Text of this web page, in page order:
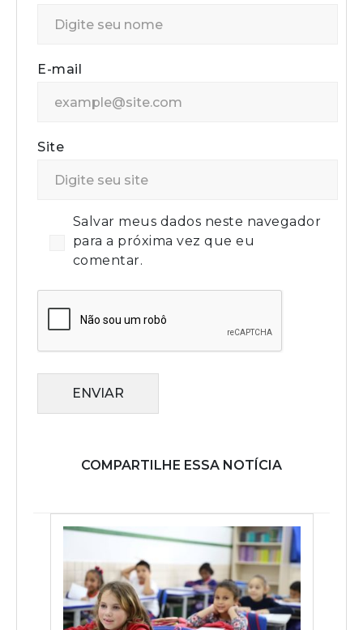
E-mail
Site
Salvar meus dados neste navegador
para a próxima vez que eu
comentar.
ENVIAR
COMPARTILHE ESSA NOTÍCIA